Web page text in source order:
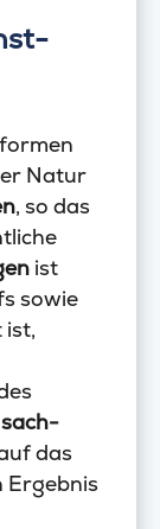
Natur
, so das
ist
sowie
das
Ergebnis